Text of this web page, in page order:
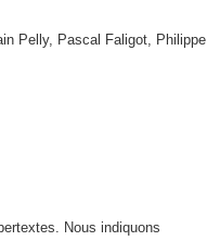
Pelly, Pascal Faligot, Philippe
Nous indiquons